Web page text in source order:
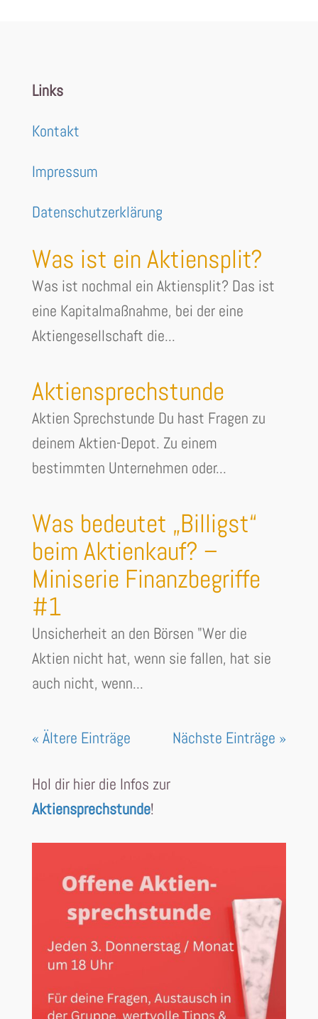
Links
Kontakt
Impressum
Datenschutzerklärung
Was ist ein Aktiensplit?
Was ist nochmal ein Aktiensplit? Das ist
eine Kapitalmaßnahme, bei der eine
Aktiengesellschaft die...
Aktiensprechstunde
Aktien Sprechstunde Du hast Fragen zu
deinem Aktien-Depot. Zu einem
bestimmten Unternehmen oder...
Was bedeutet „Billigst“
beim Aktienkauf? –
Miniserie Finanzbegriffe
#1
Unsicherheit an den Börsen "Wer die
Aktien nicht hat, wenn sie fallen, hat sie
auch nicht, wenn...
« Ältere Einträge Nächste Einträge »
Hol dir hier die Infos zur
Aktiensprechstunde!